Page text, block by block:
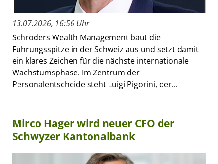
13.07.2026, 16:56 Uhr
Schroders Wealth Management baut die
Führungsspitze in der Schweiz aus und setzt damit
ein klares Zeichen für die nächste internationale
Wachstumsphase. Im Zentrum der
Personalentscheide steht Luigi Pigorini, der...
Mirco Hager wird neuer CFO der
Schwyzer Kantonalbank